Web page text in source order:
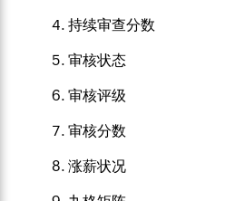
持续审查分数
审核状态
审核评级
审核分数
涨薪状况